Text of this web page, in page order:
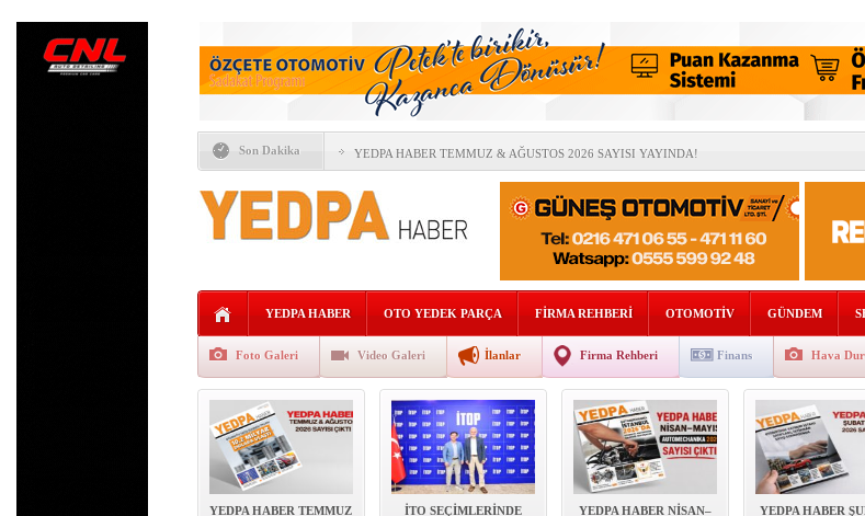
Son Dakika YEDPA HABER TEMMUZ & AĞUSTOS 2026 SAYISI YAYINDA!
ÖTV’DE YENİ DÖNEM “FİYATTAN” ÇOK BELİRSİZLİKLERİ ARTIRABİLİR
İTO SEÇİMLERİNDE OTOMOTİV SEKTÖRÜNDEN BİRLİK MESAJI
YAPAY ZEKÂ OTOMOTİVDE “RAFLARA KADAR” İNDİ!
FORD VE GEELY AUTO’DAN AVRUPA’DA STRATEJİK ORTAKLIK!
ALLİANZ TRADE: KÜRESEL BÜYÜME %2,5’E GERİLEYEBİLİR
KaguTech Systems,İŞLETMENİZİ DİJİTAL DÖNÜŞÜMLE GELECEĞE TAŞIYOR
AĞIR TİCARİ ARAÇLAR SATIŞ SONRASI PAZARI 2,7 MİLYAR DOLARA ULAŞTI
YEDPA’DA HUKUKİ ZAFERİN ARDINDAN İMAR SÜRECİ HIZ KAZANDI
YEDPA HABER OTO YEDEK PARÇA FİRMA REHBERİ OTOMOTİV GÜNDEM
Foto Galeri Video Galeri İlanlar Firma Rehberi Finans Hava
YEDPA HABER TEMMUZ
İTO SEÇİMLERİNDE
YEDPA HABER NİSAN–
YEDPA HABER